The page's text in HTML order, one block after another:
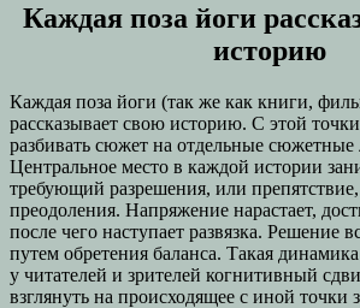
Каждая поза йоги
историю
Каждая поза йоги (так же как книги,
рассказывает свою историю. С этой
разбивать сюжет на отдельные
Центральное место в каждой истории
требующий разрешения, или
преодоления. Напряжение нарастает,
после чего наступает развязка. Решение
путем обретения баланса. Такая
у читателей и зрителей когнитивный
взглянуть на происходящее с иной точки